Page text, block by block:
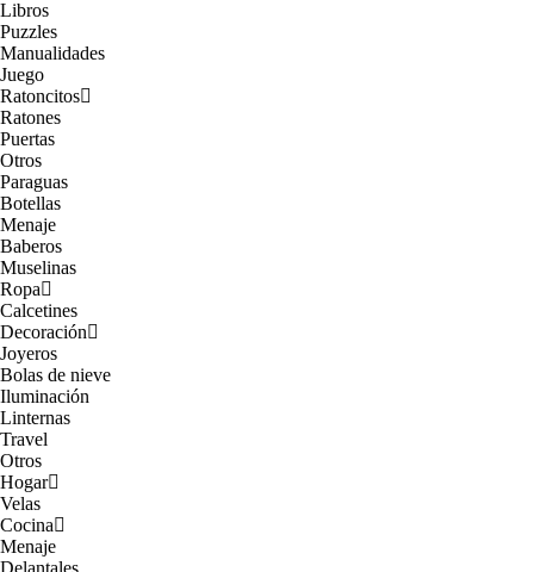
Libros
Puzzles
Manualidades
Juego
Ratoncitos
Ratones
Puertas
Otros
Paraguas
Botellas
Menaje
Baberos
Muselinas
Ropa
Calcetines
Decoración
Joyeros
Bolas de nieve
Iluminación
Linternas
Travel
Otros
Hogar
Velas
Cocina
Menaje